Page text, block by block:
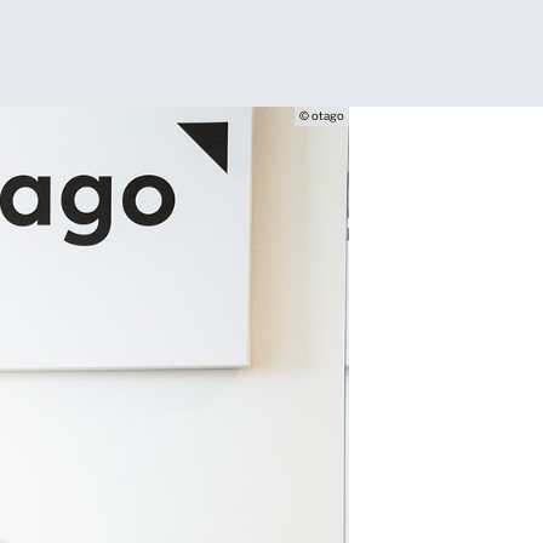
© otago